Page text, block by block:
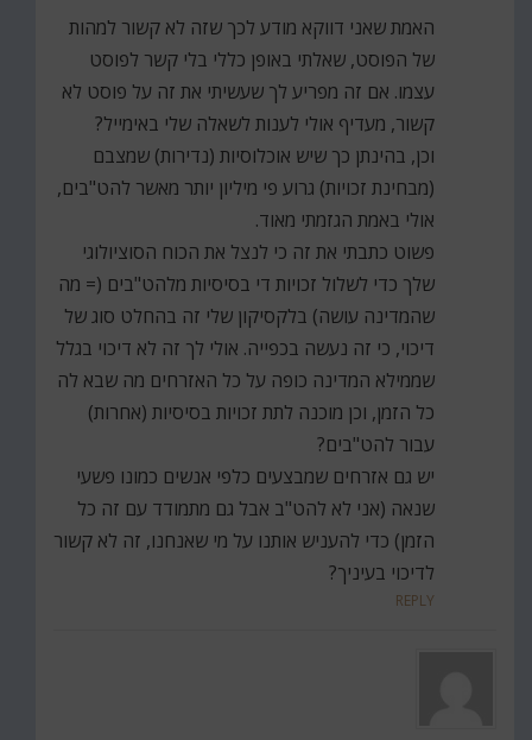
האמת שאני דווקא מודע לכך שזה לא קשור למהות
של הפוסט, שאלתי באופן כללי בלי קשר לפוסט
עצמו. אם זה מפריע לך שעשיתי את זה על פוסט לא
קשור, מעדיף אולי לענות לשאלה שלי באימייל?
וכן, בהינתן כך שיש אוכלוסיות (נדירות) שמצבם
(מבחינת זכויות) גרוע פי מיליון יותר מאשר להט"בים,
אולי באמת הגזמתי מאוד.
פשוט כתבתי את זה כי לנצל את הכוח הסוציולוגי
שלך כדי לשלול זכויות די בסיסיות מלהט"בים (= מה
שהמדינה עושה) בלקסיקון שלי זה בהחלט סוג של
דיכוי, כי זה נעשה בכפייה. אולי לך זה לא דיכוי בגלל
שממילא המדינה כופה על כל האזרחים מה שבא לה
כל הזמן, וכן מוכנה לתת זכויות בסיסיות (אחרות)
עבור להט"בים?
יש גם אזרחים שמבצעים כלפי אנשים כמונו פשעי
שנאה (אני לא להט"ב אבל גם מתמודד עם זה כל
הזמן) כדי להעניש אותנו על מי שאנחנו, זה לא קשור
לדיכוי בעיניך?
REPLY